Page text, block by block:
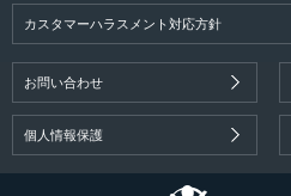
カスタマーハラスメント対応方針
お問い合わせ
個人情報保護